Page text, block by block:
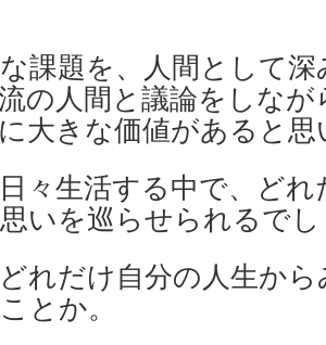
課題を、人間として
の人間と議論をしな
大きな価値があると
々生活する中で、ど
いを巡らせられるで
れだけ自分の人生か
とか。